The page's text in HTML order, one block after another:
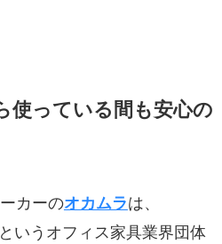
使っている間も安心の
カーのオカムラは、
というオフィス家具業界団体